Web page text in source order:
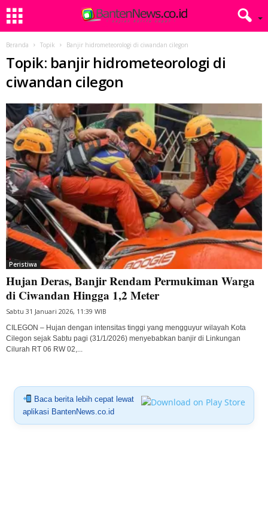
Beranda Topik Banjir hidrometeorologi di ciwandan cilegon
Topik: banjir hidrometeorologi di
ciwandan cilegon
Peristiwa
Hujan Deras, Banjir Rendam Permukiman Warga
di Ciwandan Hingga 1,2 Meter
Sabtu 31 Januari 2026, 11:39 WIB
CILEGON – Hujan dengan intensitas tinggi yang mengguyur wilayah Kota
Cilegon sejak Sabtu pagi (31/1/2026) menyebabkan banjir di Linkungan
Cilurah RT 06 RW 02,...
Baca berita lebih cepat lewat
aplikasi BantenNews.co.id